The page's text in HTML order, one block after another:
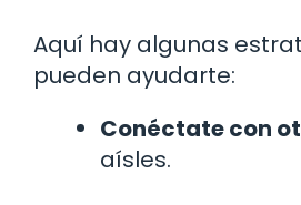
Aquí hay algunas
pueden ayudarte:
Conéctate con
aísles.